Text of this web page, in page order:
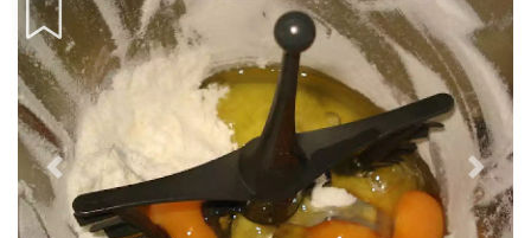
Anterior Next